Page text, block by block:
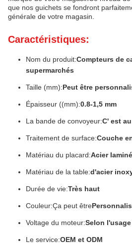
que nos guichets se fondront
générale de votre magasin.
Caractéristiques:
Nom du produit:Compteurs de
supermarchés
Taille (mm):Peut être
Épaisseur ((mm):0.8-1,5 mm
La bande de convoyeur:C' est
Traitement de surface:Couche
Matériau du placard:Acier
Matériau de la table:d'acier
Durée de vie:Très haut
Couleur:Ça peut être
Voltage du moteur:Selon
Le service:OEM et ODM